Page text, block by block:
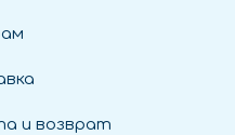
и возврат